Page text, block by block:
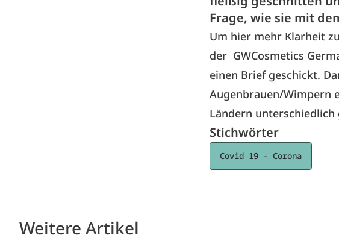
Frage, wie sie mit
Um hier mehr Klarheit
der GWCosmetics
einen Brief geschickt.
Augenbrauen/Wimpern
Ländern unterschiedlich
Stichwörter
Covid 19 - Corona
Weitere Artikel